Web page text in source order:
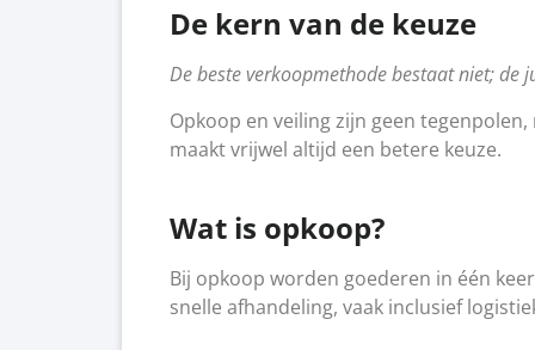
De kern van de keuze
De beste verkoopmethode bestaat niet; de
Opkoop en veiling zijn geen
maakt vrijwel altijd een betere keuze.
Wat is opkoop?
Bij opkoop worden goederen in één
snelle afhandeling, vaak inclusief